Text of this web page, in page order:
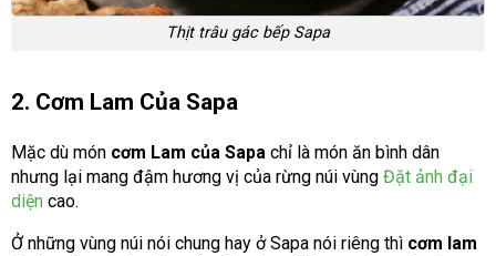
Thịt trâu gác bếp Sapa
2. Cơm Lam Của Sapa
Mặc dù món cơm Lam của Sapa chỉ là món ăn bình dân
nhưng lại mang đậm hương vị của rừng núi vùng Đặt ảnh đại
diện cao.
Ở những vùng núi nói chung hay ở Sapa nói riêng thì cơm lam